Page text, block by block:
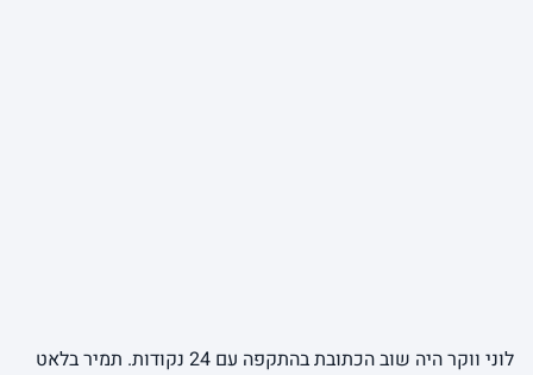
לוני ווקר היה שוב הכתובת בהתקפה עם 24 נקודות. תמיר בלאט